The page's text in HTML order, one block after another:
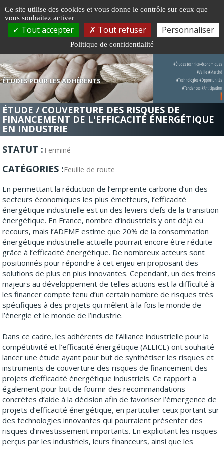
ÉTUDES POUR LES ADHÉRENTS
ÉTUDE / COUVERTURE DES RISQUES DE
FINANCEMENT DE L'EFFICACITÉ ÉNERGÉTIQUE
EN INDUSTRIE
STATUT :Terminé
CATÉGORIES :Feuille de route
En permettant la réduction de l’empreinte carbone d’un des
secteurs économiques les plus émetteurs, l’efficacité
énergétique industrielle est un des leviers clefs de la transition
énergétique. En France, nombre d’industriels y ont déjà eu
recours, mais l’ADEME estime que 20% de la consommation
énergétique industrielle actuelle pourrait encore être réduite
grâce à l’efficacité énergétique. De nombreux acteurs sont
positionnés pour répondre à cet enjeu en proposant des
solutions de plus en plus innovantes. Cependant, un des freins
majeurs au développement de telles actions est la difficulté à
les financer compte tenu d’un certain nombre de risques très
spécifiques à des projets qui mêlent à la fois le monde de
l’énergie et le monde de l’industrie.
Dans ce cadre, les adhérents de l’Alliance industrielle pour la
compétitivité et l’efficacité énergétique (ALLICE) ont souhaité
lancer une étude ayant pour but de synthétiser les risques et
instruments de couverture des risques de financement des
projets d’efficacité énergétique industriels. Ce rapport a
également pour but de fournir des recommandations
concrètes d’aide à la décision afin de favoriser l’émergence de
projets d’efficacité énergétique, en particulier ceux portant sur
des technologies innovantes qui pourraient présenter des
risques d’investissement importants. En explicitant les risques
perçus par les industriels, leurs financeurs, ainsi que les
Gestion de vos préférences sur les cookies
Ce site utilise des cookies et vous donne le contrôle sur ceux que
vous souhaitez activer
Tout accepter Tout refuser Personnaliser
Politique de confidentialité